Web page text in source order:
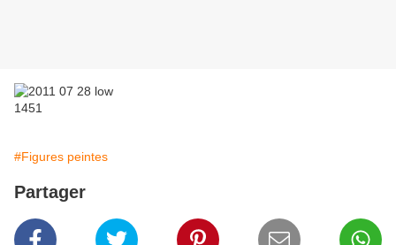
#Figures peintes
Partager